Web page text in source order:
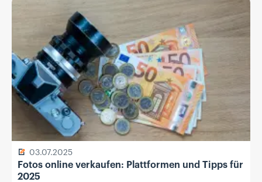
03.07.2025
Fotos online verkaufen: Plattformen und Tipps für
2025